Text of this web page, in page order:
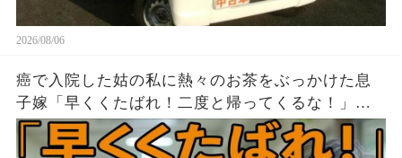
2026/08/06
癌で入院した姑の私に熱々のお茶をぶっかけた息
子嫁「早くくたばれ！二度と帰ってくるな！」→
お望みどおり私は息子夫婦へ仕送りを停止し、永
久に帰らなかった結果